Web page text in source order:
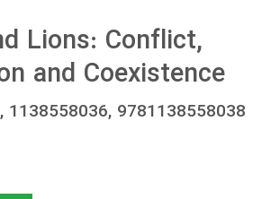
Lions: Conflict,
and Coexistence
1138558036, 9781138558038